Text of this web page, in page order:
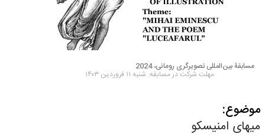
مسابقۀ بین‌المللی تصویرگری رومانی، 2024
مهلت شرکت در مسابقه: شنبه ۱۱ فروردین ۱۴۰۳
موضوع:
میهای امنیسکو